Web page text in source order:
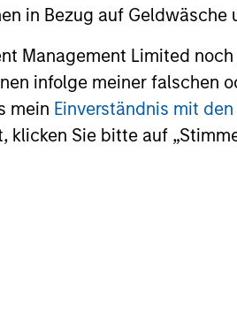
in Bezug auf
Management Limited
infolge meiner falschen
mein Einverständnis mit
Sie bitte auf